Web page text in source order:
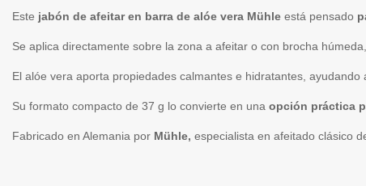
Este jabón de afeitar en barra de alóe vera Mühle está pensado
Se aplica directamente sobre la zona a afeitar o con brocha
El alóe vera aporta propiedades calmantes e hidratantes,
Su formato compacto de 37 g lo convierte en una opción práctica
Fabricado en Alemania por Mühle, especialista en afeitado clásico